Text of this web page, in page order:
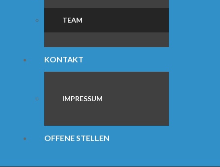
TEAM
KONTAKT
IMPRESSUM
OFFENE STELLEN